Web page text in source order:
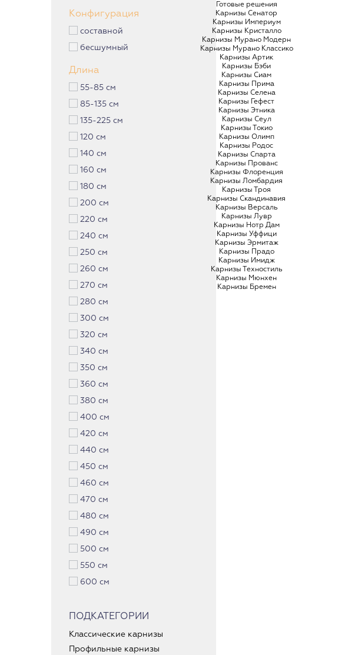
Готовые решения
Карнизы Сенатор
Карнизы Империум
Карнизы Кристалло
Карнизы Мурано Модерн
Карнизы Мурано Классико
Карнизы Артик
Карнизы Бэби
Карнизы Сиам
Карнизы Прима
Карнизы Селена
Карнизы Гефест
Карнизы Этника
Карнизы Сеул
Карнизы Токио
Карнизы Олимп
Карнизы Родос
Карнизы Спарта
Карнизы Прованс
Карнизы Флоренция
Карнизы Ломбардия
Карнизы Троя
Карнизы Скандинавия
Карнизы Версаль
Карнизы Лувр
Карнизы Нотр Дам
Карнизы Уффици
Карнизы Эрмитаж
Карнизы Прадо
Карнизы Имидж
Карнизы Техностиль
Карнизы Мюнхен
Карнизы Бремен
Конфигурация
составной
бесшумный
Длина
55-85 см
85-135 см
135-225 см
120 см
140 см
160 см
180 см
200 см
220 см
240 см
250 см
260 см
270 см
280 см
300 см
320 см
340 см
350 см
360 см
380 см
400 см
420 см
440 см
450 см
460 см
470 см
480 см
490 см
500 см
550 см
600 см
ПОДКАТЕГОРИИ
Классические карнизы
Профильные карнизы